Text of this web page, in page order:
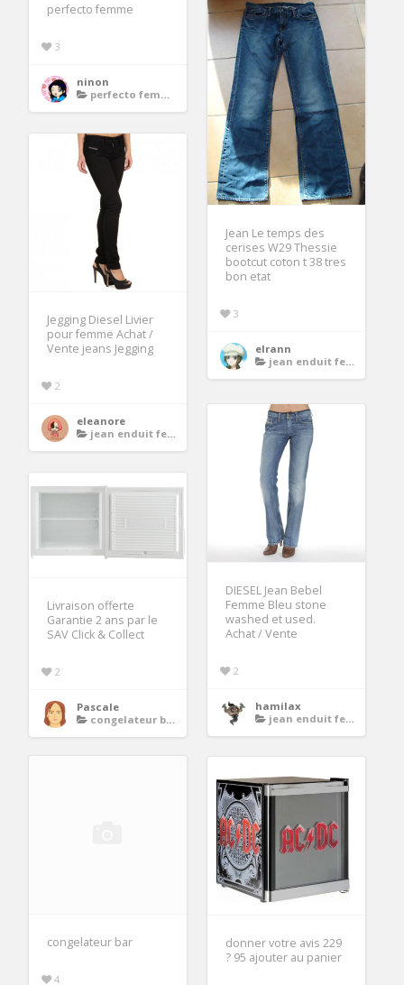
perfecto femme
3
ninon
perfecto femme
Jean Le temps des
cerises W29 Thessie
bootcut coton t 38 tres
bon etat
3
elrann
jean enduit femme
Jegging Diesel Livier
pour femme Achat /
Vente jeans Jegging
2
eleanore
jean enduit femme
DIESEL Jean Bebel
Femme Bleu stone
washed et used.
Achat / Vente
2
hamilax
jean enduit femme
Livraison offerte
Garantie 2 ans par le
SAV Click & Collect
2
Pascale
congelateur bar
congelateur bar
4
donner votre avis 229
? 95 ajouter au panier